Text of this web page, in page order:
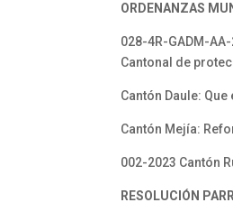
ORDENANZAS
028-4R-GADM-
Cantonal de
Cantón Daule:
Cantón Mejía:
002-2023 Cantón
RESOLUCIÓN